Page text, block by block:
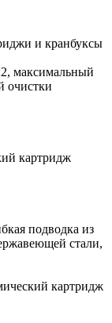
и кранбуксы
максимальный
очистки
картридж
подводка из
стали,
картридж